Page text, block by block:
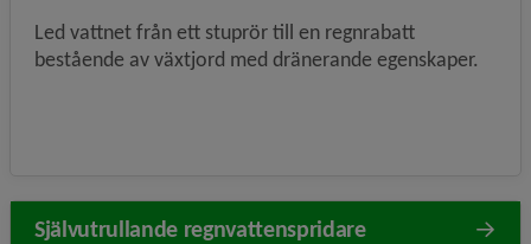
Led vattnet från ett stuprör till en regnrabatt
bestående av växtjord med dränerande egenskaper.
Självutrullande regnvattenspridare